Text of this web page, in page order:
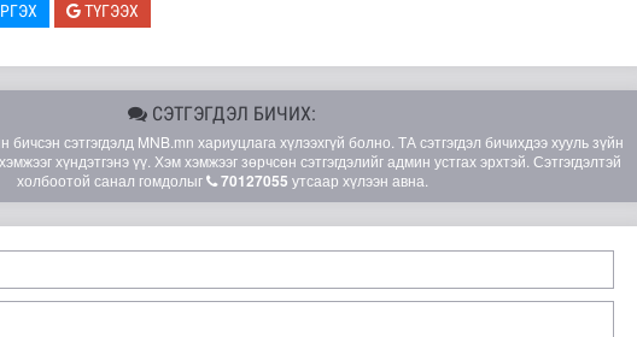
ТҮГЭЭХ
СЭТГЭГДЭЛ БИЧИХ:
сэтгэгдэлд MNB.mn хариуцлага хүлээхгүй болно. ТА сэтгэгдэл бичихдээ хууль зүйн
хүндэтгэнэ үү. Хэм хэмжээг зөрчсөн сэтгэгдэлийг админ устгах эрхтэй. Сэтгэгдэлтэй
холбоотой санал гомдолыг
70127055 утсаар хүлээн авна.